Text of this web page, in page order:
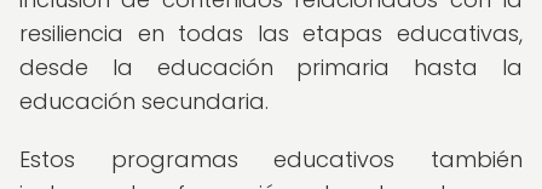
resiliencia en todas las etapas educativas,
desde la educación primaria hasta la
educación secundaria.
Estos programas educativos también